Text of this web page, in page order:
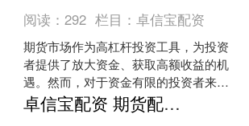
阅读：292 栏目：卓信宝配资
期货市场作为高杠杆投资工具，为投资
者提供了放大资金、获取高额收益的机
遇。然而，对于资金有限的投资者来
说，期货配资代理成为了实现资金放大
的有效途径。1. 杠杆风险：股票配资
卓信宝配资 期货配资代理：助力资金放大，把握市场机遇